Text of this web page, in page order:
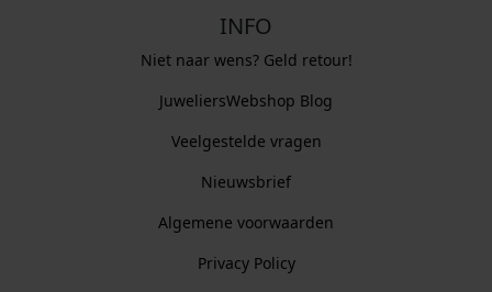
INFO
Niet naar wens? Geld retour!
JuweliersWebshop Blog
Veelgestelde vragen
Nieuwsbrief
Algemene voorwaarden
Privacy Policy